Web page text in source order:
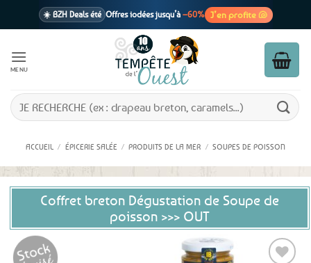
☀️ BZH Deals été Offres iodées jusqu’à –60% J’en profite 🐚
1 cadeau offertdès 39€ d’achats
En point relais dès 3,95€ seulement
MENU
Recherche
pour :
ACCUEIL / ÉPICERIE SALÉE / PRODUITS DE LA MER / SOUPES DE POISSON
Coffret breton Dégustation de Soupe de
poisson >>> OUT